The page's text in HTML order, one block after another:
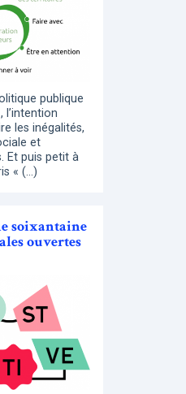
publique
l’intention
les inégalités,
et
Et puis petit à
« (…)
soixantaine
ouvertes